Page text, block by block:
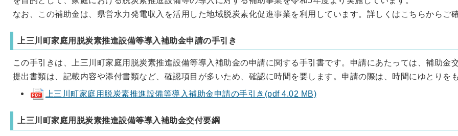
なお、この補助金は、県営水力発電収入を活用した地域脱炭素化促進事業を利用しています。詳しくはこちらからご
上三川町家庭用脱炭素推進設備等導入補助金申請の手引き
この手引きは、上三川町家庭用脱炭素推進設備等導入補助金の申請に関する手引書です。申請にあたっては、補助金
提出書類は、記載内容や添付書類など、確認項目が多いため、確認に時間を要します。申請の際は、時間にゆとりを
上三川町家庭用脱炭素推進設備等導入補助金申請の手引き(pdf 4.02 MB)
上三川町家庭用脱炭素推進設備等導入補助金交付要綱